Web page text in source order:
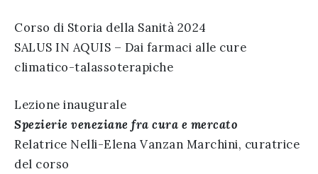
Corso di Storia della Sanità 2024
SALUS IN AQUIS – Dai farmaci alle cure
climatico-talassoterapiche
Lezione inaugurale
Spezierie veneziane fra cura e mercato
Relatrice Nelli-Elena Vanzan Marchini, curatrice
del corso